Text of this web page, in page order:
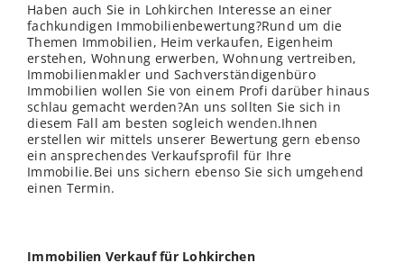
Haben auch Sie in Lohkirchen Interesse an einer
fachkundigen Immobilienbewertung?Rund um die
Themen Immobilien, Heim verkaufen, Eigenheim
erstehen, Wohnung erwerben, Wohnung vertreiben,
Immobilienmakler und Sachverständigenbüro
Immobilien wollen Sie von einem Profi darüber hinaus
schlau gemacht werden?An uns sollten Sie sich in
diesem Fall am besten sogleichwenden.Ihnen
erstellen wir mittels unserer Bewertung gern ebenso
ein ansprechendes Verkaufsprofil für Ihre
Immobilie.Bei uns sichern ebenso Sie sich umgehend
einen Termin.
Immobilien Verkauf für Lohkirchen